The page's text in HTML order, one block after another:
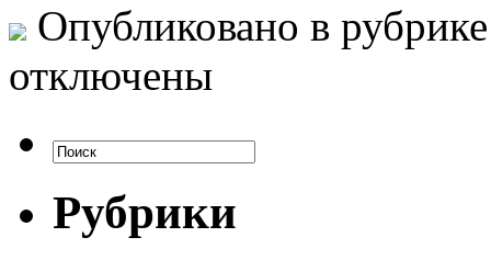
Опубликовано в
отключены
Рубрики